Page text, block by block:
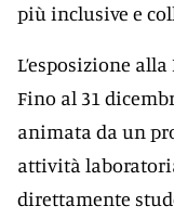
più inclusive e
L’esposizione
Fino al 31
animata da un
attività
direttamente